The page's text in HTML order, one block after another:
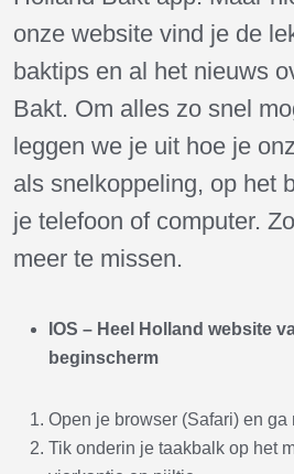
onze website vind je de
baktips en al het nieuws
Bakt. Om alles zo snel
leggen we je uit hoe je
als snelkoppeling, op het
je telefoon of computer.
meer te missen.
IOS – Heel Holland website
beginscherm
Open je browser (Safari) en ga
Tik onderin je taakbalk op het